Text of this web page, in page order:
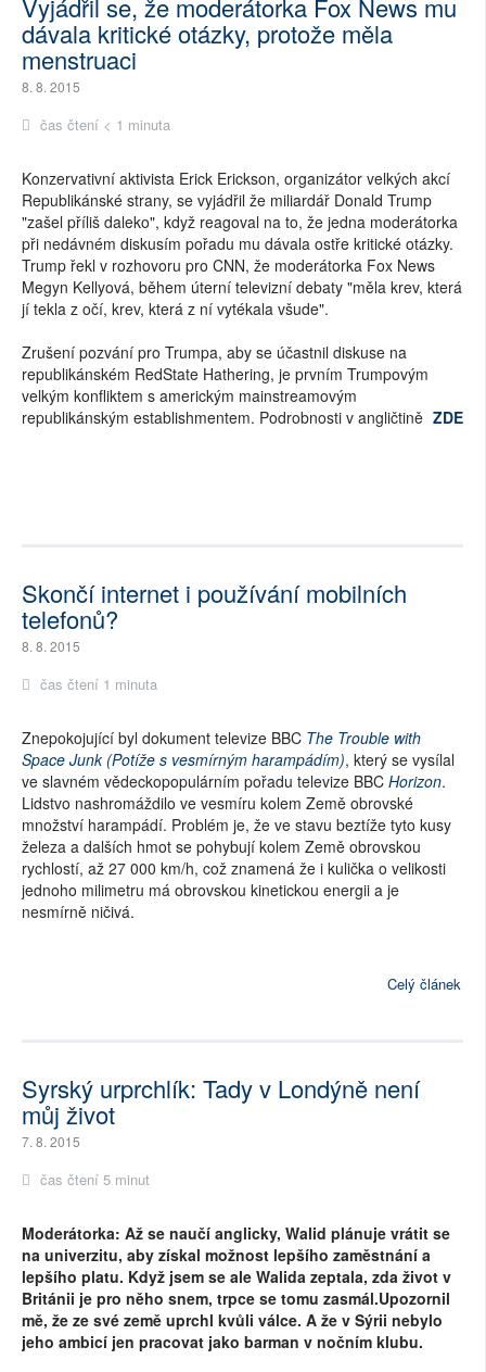
Vyjádřil se, že moderátorka Fox News mu
dávala kritické otázky, protože měla
menstruaci
8. 8. 2015
čas čtení < 1 minuta
Konzervativní aktivista Erick Erickson, organizátor velkých akcí
Republikánské strany, se vyjádřil že miliardář Donald Trump
"zašel příliš daleko", když reagoval na to, že jedna moderátorka
při nedávném diskusím pořadu mu dávala ostře kritické otázky.
Trump řekl v rozhovoru pro CNN, že moderátorka Fox News
Megyn Kellyová, během úterní televizní debaty "měla krev, která
jí tekla z očí, krev, která z ní vytékala všude".
Zrušení pozvání pro Trumpa, aby se účastnil diskuse na
republikánském RedState Hathering, je prvním Trumpovým
velkým konfliktem s americkým mainstreamovým
republikánským establishmentem. Podrobnosti v angličtině ZDE
Skončí internet i používání mobilních
telefonů?
8. 8. 2015
čas čtení 1 minuta
Znepokojující byl dokument televize BBC The Trouble with
Space Junk (Potíže s vesmírným harampádím), který se vysílal
ve slavném vědeckopopulárním pořadu televize BBC Horizon.
Lidstvo nashromáždilo ve vesmíru kolem Země obrovské
množství harampádí. Problém je, že ve stavu beztíže tyto kusy
železa a dalších hmot se pohybují kolem Země obrovskou
rychlostí, až 27 000 km/h, což znamená že i kulička o velikosti
jednoho milimetru má obrovskou kinetickou energii a je
nesmírně ničivá.
Celý článek
Syrský urprchlík: Tady v Londýně není
můj život
7. 8. 2015
čas čtení 5 minut
Moderátorka: Až se naučí anglicky, Walid plánuje vrátit se
na univerzitu, aby získal možnost lepšího zaměstnání a
lepšího platu. Když jsem se ale Walida zeptala, zda život v
Británii je pro něho snem, trpce se tomu zasmál.Upozornil
mě, že ze své země uprchl kvůli válce. A že v Sýrii nebylo
jeho ambicí jen pracovat jako barman v nočním klubu.